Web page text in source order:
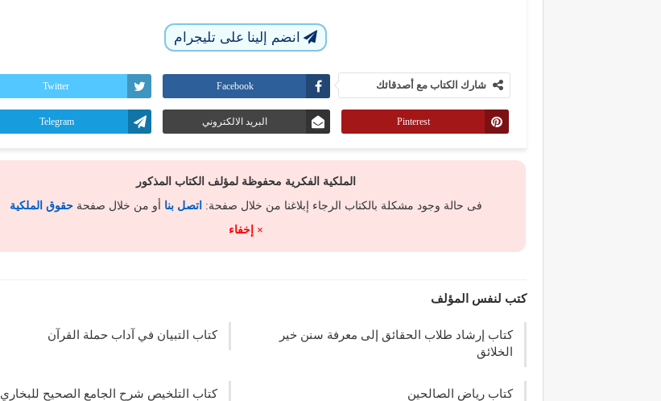
انضم إلينا على تليجرام
شارك الكتاب مع أصدقائك Facebook
Twitter
Pinterest البريد الالكتروني Telegram
الملكية الفكرية محفوظة لمؤلف الكتاب المذكور
فى حالة وجود مشكلة بالكتاب الرجاء إبلاغنا من خلال صفحة: اتصل بنا أو من خلال صفحةحقوق الملكية
× إخفاء
كتب لنفس المؤلف
كتاب إرشاد طلاب الحقائق إلى معرفة سنن خير
الخلائق
كتاب التبيان في آداب حملة القرآن
كتاب رياض الصالحين كتاب التلخيص شرح الجامع الصحيح للبخاري